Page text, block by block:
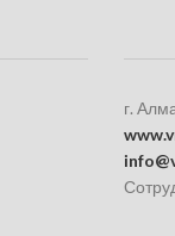
г.